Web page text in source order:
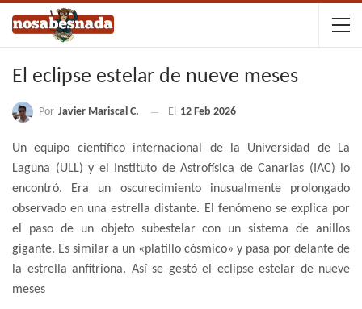
El eclipse estelar de nueve meses
Por Javier Mariscal C. El 12 Feb 2026
Un equipo científico internacional de la Universidad de La
Laguna (ULL) y el Instituto de Astrofísica de Canarias (IAC) lo
encontró. Era un oscurecimiento inusualmente prolongado
observado en una estrella distante. El fenómeno se explica por
el paso de un objeto subestelar con un sistema de anillos
gigante. Es similar a un «platillo cósmico» y pasa por delante de
la estrella anfitriona. Así se gestó el eclipse estelar de nueve
meses